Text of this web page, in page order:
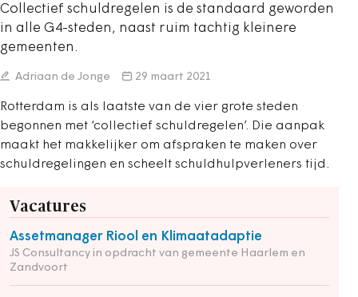
Collectief schuldregelen is de standaard geworden
in alle G4-steden, naast ruim tachtig kleinere
gemeenten.
Adriaan de Jonge 29 maart 2021
Rotterdam is als laatste van de vier grote steden
begonnen met ‘collectief schuldregelen’. Die aanpak
maakt het makkelijker om afspraken te maken over
schuldregelingen en scheelt schuldhulpverleners tijd.
Vacatures
Assetmanager Riool en Klimaatadaptie
JS Consultancy in opdracht van gemeente Haarlem en
Zandvoort